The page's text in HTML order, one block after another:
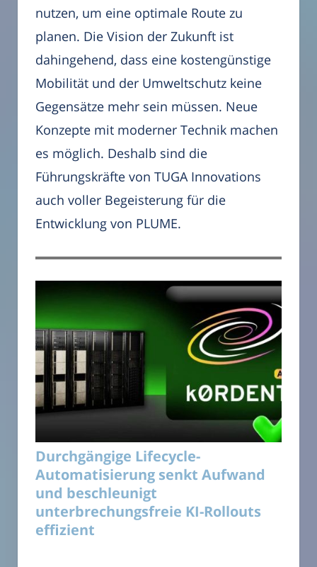
nutzen, um eine optimale Route zu
planen. Die Vision der Zukunft ist
dahingehend, dass eine kostengünstige
Mobilität und der Umweltschutz keine
Gegensätze mehr sein müssen. Neue
Konzepte mit moderner Technik machen
es möglich. Deshalb sind die
Führungskräfte von TUGA Innovations
auch voller Begeisterung für die
Entwicklung von PLUME.
Durchgängige Lifecycle-
Automatisierung senkt Aufwand
und beschleunigt
unterbrechungsfreie KI-Rollouts
effizient